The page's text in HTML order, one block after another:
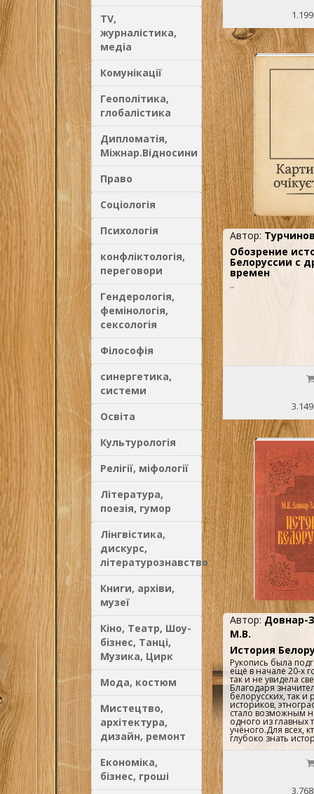
TV,
журналістика,
медіа
Комунікації
Геополітика,
глобалістика
Дипломатія,
Міжнар.Відносини
Право
Соціологія
Психологія
конфліктологія,
переговори
Гендерологія,
фемінологія,
сексологія
Філософія
синергетика,
системи
Освіта
Культурологія
Релігії, міфології
Література,
поезія, гумор
Лінгвістика,
дискурс,
літературознавство
Книги, архіви,
музеї
Кіно, Театр, Шоу-
бізнес, Танці,
Музика, Цирк
Мода, костюм
Мистецтво,
архітектура,
дизайн, ремонт
Економіка,
бізнес, гроші
Автор:
Обозрение
Белоруссии с
времен
..
Автор: Довнар-
М.В.
История
Рукопись была
ещё в начале 20-х
так и не увидела
Благодаря
белорусских, так и
историков,
стало возможным
одного из главных
учёного.Для всех,
глубоко знать